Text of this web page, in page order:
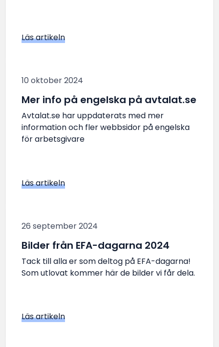
Läs artikeln
10 oktober 2024
Mer info på engelska på avtalat.se
Avtalat.se har uppdaterats med mer
information och fler webbsidor på engelska
för arbetsgivare
Läs artikeln
26 september 2024
Bilder från EFA-dagarna 2024
Tack till alla er som deltog på EFA-dagarna!
Som utlovat kommer här de bilder vi får dela.
Läs artikeln